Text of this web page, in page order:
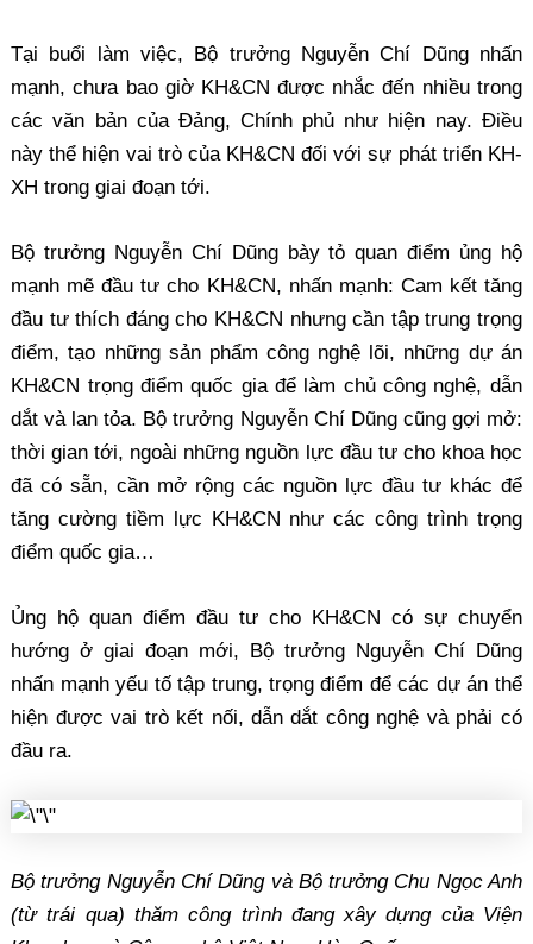
Tại buổi làm việc, Bộ trưởng Nguyễn Chí Dũng nhấn
mạnh, chưa bao giờ KH&CN được nhắc đến nhiều trong
các văn bản của Đảng, Chính phủ như hiện nay. Điều
này thể hiện vai trò của KH&CN đối với sự phát triển KH-
XH trong giai đoạn tới.
Bộ trưởng Nguyễn Chí Dũng bày tỏ quan điểm ủng hộ
mạnh mẽ đầu tư cho KH&CN, nhấn mạnh: Cam kết tăng
đầu tư thích đáng cho KH&CN nhưng cần tập trung trọng
điểm, tạo những sản phẩm công nghệ lõi, những dự án
KH&CN trọng điểm quốc gia để làm chủ công nghệ, dẫn
dắt và lan tỏa. Bộ trưởng Nguyễn Chí Dũng cũng gợi mở:
thời gian tới, ngoài những nguồn lực đầu tư cho khoa học
đã có sẵn, cần mở rộng các nguồn lực đầu tư khác để
tăng cường tiềm lực KH&CN như các công trình trọng
điểm quốc gia…
Ủng hộ quan điểm đầu tư cho KH&CN có sự chuyển
hướng ở giai đoạn mới, Bộ trưởng Nguyễn Chí Dũng
nhấn mạnh yếu tố tập trung, trọng điểm để các dự án thể
hiện được vai trò kết nối, dẫn dắt công nghệ và phải có
đầu ra.
Bộ trưởng Nguyễn Chí Dũng và Bộ trưởng Chu Ngọc Anh
(từ trái qua) thăm công trình đang xây dựng của Viện